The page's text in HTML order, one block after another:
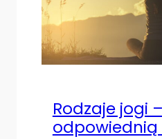
Rodzaje jogi
odpowiednią